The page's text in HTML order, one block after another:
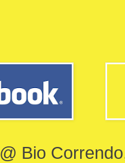
@ Bio